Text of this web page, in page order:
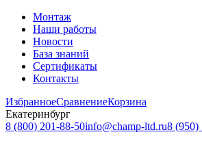
Монтаж
Наши работы
Новости
База знаний
Сертификаты
Контакты
ИзбранноеСравнениеКорзина
Екатеринбург
8 (800) 201-88-50info@champ-ltd.ru8 (950)